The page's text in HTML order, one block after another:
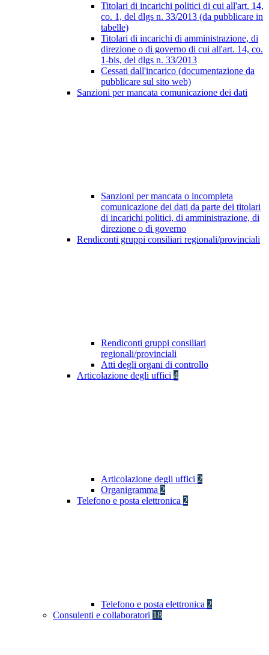
Titolari di incarichi politici di cui all'art. 14,
co. 1, del dlgs n. 33/2013 (da pubblicare in
tabelle)
Titolari di incarichi di amministrazione, di
direzione o di governo di cui all'art. 14, co.
1-bis, del dlgs n. 33/2013
Cessati dall'incarico (documentazione da
pubblicare sul sito web)
Sanzioni per mancata comunicazione dei dati
Sanzioni per mancata o incompleta
comunicazione dei dati da parte dei titolari
di incarichi politici, di amministrazione, di
direzione o di governo
Rendiconti gruppi consiliari regionali/provinciali
Rendiconti gruppi consiliari
regionali/provinciali
Atti degli organi di controllo
Articolazione degli uffici 4
Articolazione degli uffici 2
Organigramma 2
Telefono e posta elettronica 2
Telefono e posta elettronica 2
Consulenti e collaboratori 18